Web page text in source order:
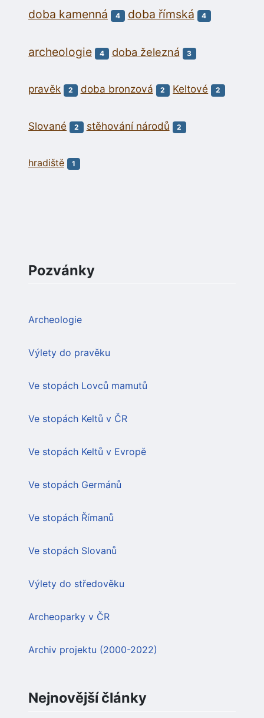
Pozvánky
Archeologie
Výlety do pravěku
Ve stopách Lovců mamutů
Ve stopách Keltů v ČR
Ve stopách Keltů v Evropě
Ve stopách Germánů
Ve stopách Římanů
Ve stopách Slovanů
Výlety do středověku
Archeoparky v ČR
Archiv projektu (2000-2022)
Nejnovější články
doba kamenná 4 doba římská 4
archeologie 4 doba železná 3
pravěk 2 doba bronzová 2 Keltové 2
Slované 2 stěhování národů 2
hradiště 1